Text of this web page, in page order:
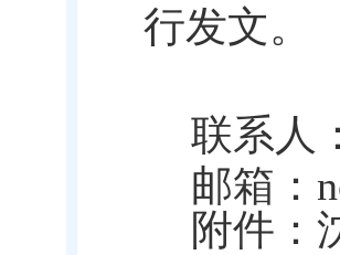
行发文。
联系人
邮箱：
附件：